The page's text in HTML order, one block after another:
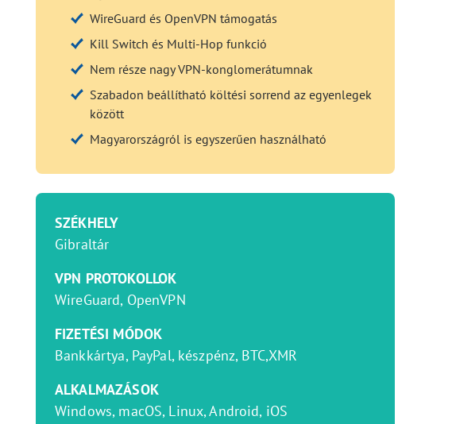
WireGuard és OpenVPN támogatás
Kill Switch és Multi-Hop funkció
Nem része nagy VPN-konglomerátumnak
Szabadon beállítható költési sorrend az egyenlegek
között
Magyarországról is egyszerűen használható
SZÉKHELY
Gibraltár
VPN PROTOKOLLOK
WireGuard, OpenVPN
FIZETÉSI MÓDOK
Bankkártya, PayPal, készpénz, BTC,XMR
ALKALMAZÁSOK
Windows, macOS, Linux, Android, iOS